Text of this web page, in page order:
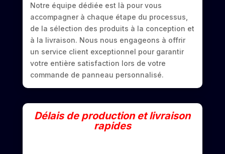
Notre équipe dédiée est là pour vous
accompagner à chaque étape du processus,
de la sélection des produits à la conception et
à la livraison. Nous nous engageons à offrir
un service client exceptionnel pour garantir
votre entière satisfaction lors de votre
commande de panneau personnalisé.
Délais de production et livraison
rapides